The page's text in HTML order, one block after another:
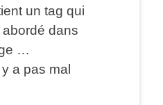
un tag qui
dans
…
a pas mal